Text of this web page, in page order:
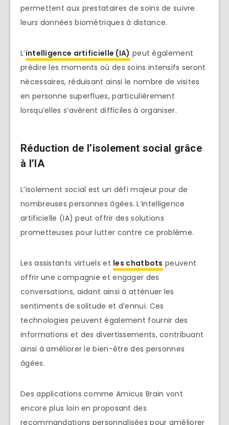
permettent aux prestataires de soins de suivre
leurs données biométriques à distance.
L’intelligence artificielle (IA) peut également
prédire les moments où des soins intensifs seront
nécessaires, réduisant ainsi le nombre de visites
en personne superflues, particulièrement
lorsqu’elles s’avèrent difficiles à organiser.
Réduction de l’isolement social grâce
à l’IA
L’isolement social est un défi majeur pour de
nombreuses personnes âgées. L’intelligence
artificielle (IA) peut offrir des solutions
prometteuses pour lutter contre ce problème.
Les assistants virtuels et les chatbots peuvent
offrir une compagnie et engager des
conversations, aidant ainsi à atténuer les
sentiments de solitude et d’ennui. Ces
technologies peuvent également fournir des
informations et des divertissements, contribuant
ainsi à améliorer le bien-être des personnes
âgées.
Des applications comme Amicus Brain vont
encore plus loin en proposant des
recommandations personnalisées pour améliorer